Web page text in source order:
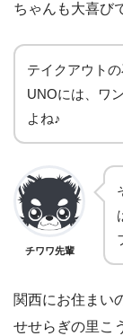
ちゃんも大喜び
テイクアウト
UNOには、ワ
よね♪
チワワ先輩
関西にお住まい
せせらぎの里こ